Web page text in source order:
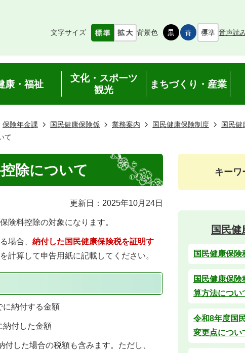
文字サイズ 背景色 音声読
康・福祉
文化・スポーツ
観光
まちづくり・産業
保険年金課 国民健康保険係 業務案内 国民健康保険制度
国民健
て
除について
更新日：2025年10月24日
険料控除の対象になります。
場合、 納付した国民健康保険税を証明す
計算して申告用紙に記載してください。
に納付する金額
納付した金額
した場合の税額も含みます。ただし、
キーワ
国民
国民健康保険
国民健康保
算方法につい
令和8年度国
変更点につい